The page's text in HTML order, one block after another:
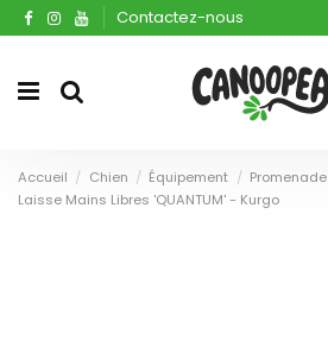
Contactez-nous
Accueil Chien Équipement Promenade
Laisse Mains Libres 'QUANTUM' - Kurgo